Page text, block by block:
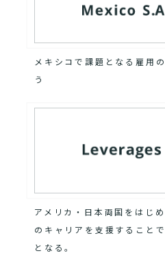
メキシコで課題となる雇用
う
アメリカ・日本両国をはじ
のキャリアを支援すること
となる。